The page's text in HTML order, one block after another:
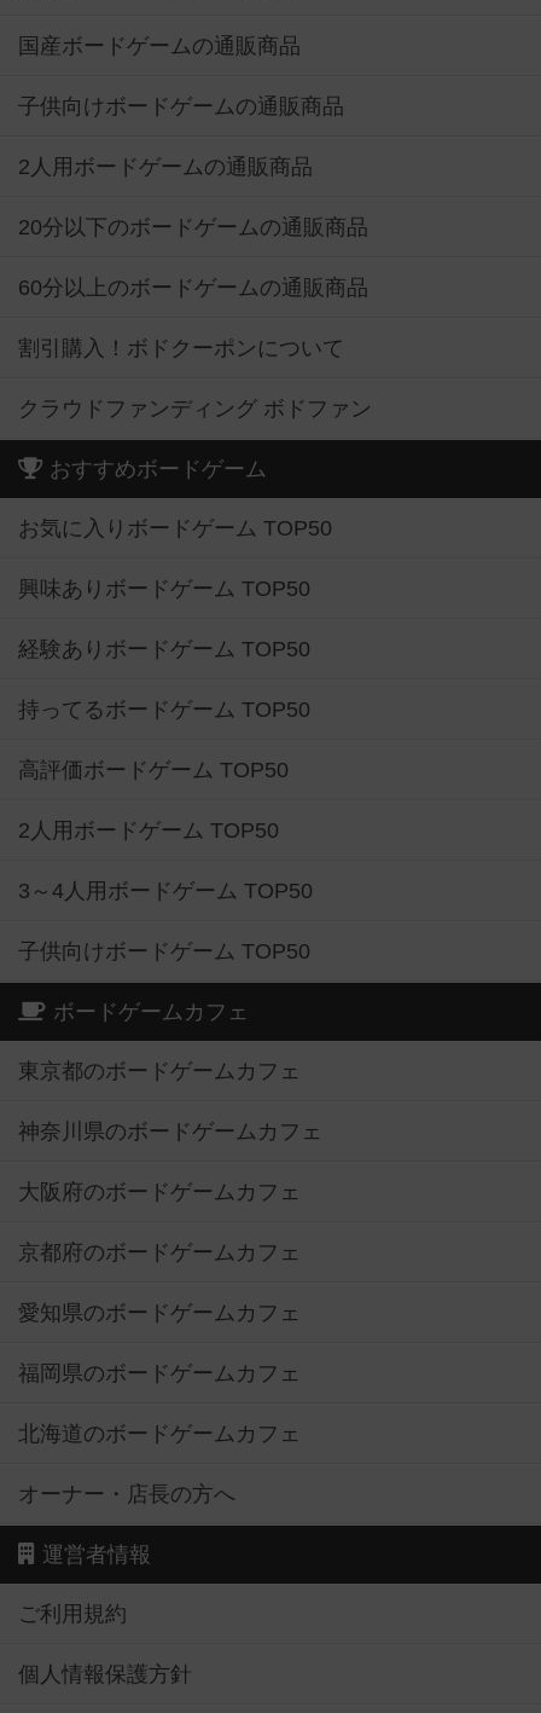
国産ボードゲームの通販商品
子供向けボードゲームの通販商品
2人用ボードゲームの通販商品
20分以下のボードゲームの通販商品
60分以上のボードゲームの通販商品
割引購入！ボドクーポンについて
クラウドファンディング ボドファン
おすすめボードゲーム
お気に入りボードゲーム TOP50
興味ありボードゲーム TOP50
経験ありボードゲーム TOP50
持ってるボードゲーム TOP50
高評価ボードゲーム TOP50
2人用ボードゲーム TOP50
3～4人用ボードゲーム TOP50
子供向けボードゲーム TOP50
ボードゲームカフェ
東京都のボードゲームカフェ
神奈川県のボードゲームカフェ
大阪府のボードゲームカフェ
京都府のボードゲームカフェ
愛知県のボードゲームカフェ
福岡県のボードゲームカフェ
北海道のボードゲームカフェ
オーナー・店長の方へ
運営者情報
ご利用規約
個人情報保護方針